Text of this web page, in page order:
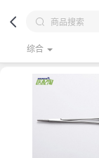
综合